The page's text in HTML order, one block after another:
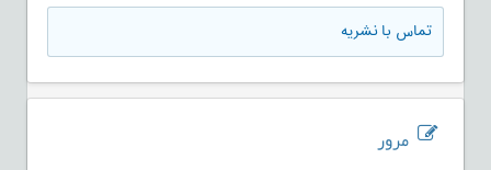
تماس با نشریه
مرور